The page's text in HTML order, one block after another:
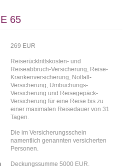
65
269 EUR
Reiserücktrittskosten- und
Reiseabbruch-Versicherung, Reise-
Krankenversicherung, Notfall-
Versicherung, Umbuchungs-
Versicherung und Reisegepäck-
Versicherung für eine Reise bis zu
einer maximalen Reisedauer von 31
Tagen.
Die im Versicherungsschein
namentlich genannten versicherten
Personen.
Deckungssumme 5000 EUR.